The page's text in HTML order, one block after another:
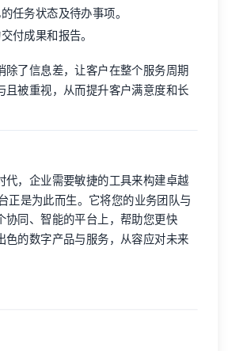
任务状态及待办事项。
付成果和报告。
除了信息差，让客户在整个服务周期
且被重视，从而提升客户满意度和长
代，企业需要敏捷的工具来构建卓越
正是为此而生。它将您的业务团队与
协同、智能的平台上，帮助您更快
色的数字产品与服务，从容应对未来